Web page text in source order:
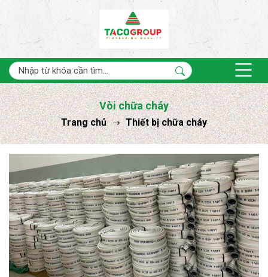
Vòi chữa cháy
Trang chủ Thiết bị chữa cháy